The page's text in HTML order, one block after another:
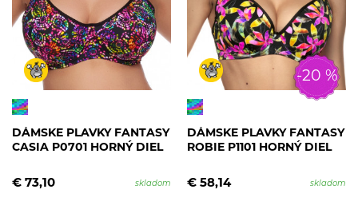
DÁMSKE PLAVKY FANTASY
CASIA P0701 HORNÝ DIEL
€ 73,10 skladom
-20 %
DÁMSKE PLAVKY FANTASY
ROBIE P1101 HORNÝ DIEL
€ 58,14 skladom